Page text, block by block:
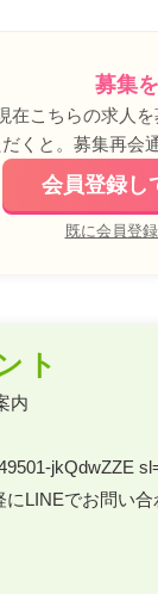
募集
在こちらの求人を
くと。募集再会
会員登録し
既に会員登
ト
内
jkQdwZZE
LINEでお問い合